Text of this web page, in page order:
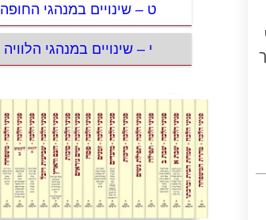
ט – שינויים במנהגי החופה
י – שינויים במנהגי הלוויה